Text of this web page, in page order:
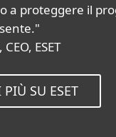
a proteggere il
ESET
SU ESET